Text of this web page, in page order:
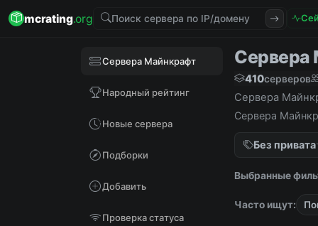
mcrating.org
Сервера Майнкрафт
Народный рейтинг
Новые сервера
Подборки
Добавить
Проверка статуса
Сервера
410серверов
Сервера
Сервера
Без привата
Выбранные
Часто ищут: